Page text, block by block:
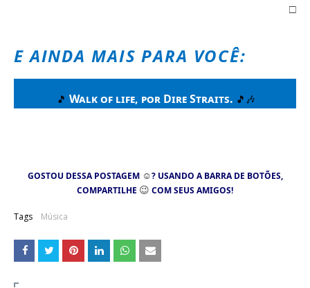
□
E AINDA MAIS PARA VOCÊ:
🎵 Walk of life, por Dire Straits. 🎵🎶
GOSTOU DESSA POSTAGEM ☺? USANDO A BARRA DE BOTÕES,
COMPARTILHE 😉 COM SEUS AMIGOS!
Tags Música